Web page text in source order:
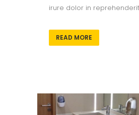
irure dolor in
READ MORE